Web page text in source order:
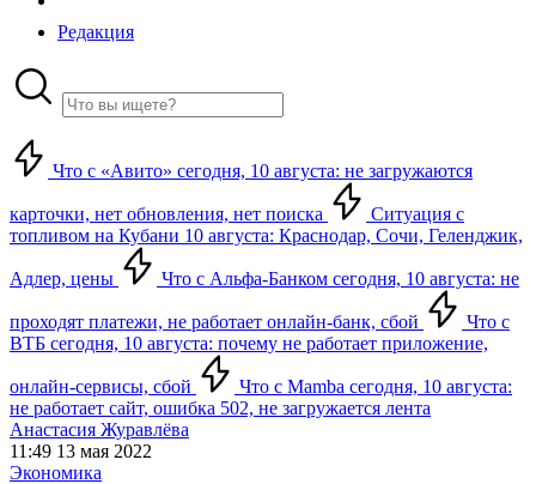
Редакция
Что с «Авито» сегодня, 10 августа: не загружаются
карточки, нет обновления, нет поиска
Ситуация с
топливом на Кубани 10 августа: Краснодар, Сочи, Геленджик,
Адлер, цены Что с Альфа-Банком сегодня, 10 августа: не
проходят платежи, не работает онлайн-банк, сбой
Что с
ВТБ сегодня, 10 августа: почему не работает приложение,
онлайн-сервисы, сбой
Что с Mamba сегодня, 10 августа:
не работает сайт, ошибка 502, не загружается лента
Анастасия Журавлёва
11:49 13 мая 2022
Экономика